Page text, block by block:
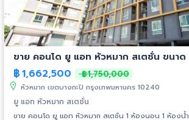
ขาย คอนโด ยู แ
฿1,662,500 ฿1,750,000
หัวหมาก เขตบางกะปิ กรุงเทพมหานคร 10240
ยู แอท หัวหมาก สเตชั่น
ขาย คอนโด ยู แอท หัวหมาก สเตชั่น 1 ห้องนอน 1 ห้องน้